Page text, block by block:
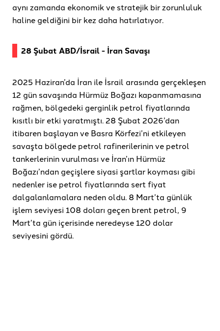
aynı zamanda ekonomik ve stratejik bir zorunluluk
haline geldiğini bir kez daha hatırlatıyor.
28 Şubat ABD/İsrail - İran Savaşı
2025 Haziran’da İran ile İsrail arasında gerçekleşen
12 gün savaşında Hürmüz Boğazı kapanmamasına
rağmen, bölgedeki gerginlik petrol fiyatlarında
kısıtlı bir etki yaratmıştı. 28 Şubat 2026’dan
itibaren başlayan ve Basra Körfezi’ni etkileyen
savaşta bölgede petrol rafinerilerinin ve petrol
tankerlerinin vurulması ve İran’ın Hürmüz
Boğazı’ndan geçişlere siyasi şartlar koyması gibi
nedenler ise petrol fiyatlarında sert fiyat
dalgalanlamalara neden oldu. 8 Mart’ta günlük
işlem seviyesi 108 doları geçen brent petrol, 9
Mart’ta gün içerisinde neredeyse 120 dolar
seviyesini gördü.